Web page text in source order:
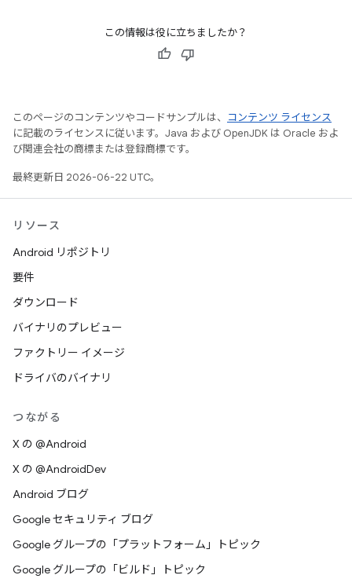
この情報は役に立ちましたか？
このページのコンテンツやコードサンプルは、
コンテンツ ライセンス
に記載のライセンスに従います。Java および OpenJDK は Oracle およ
び関連会社の商標または登録商標です。
最終更新日 2026-06-22 UTC。
リソース
Android リポジトリ
要件
ダウンロード
バイナリのプレビュー
ファクトリー イメージ
ドライバのバイナリ
つながる
X の @Android
X の @AndroidDev
Android ブログ
Google セキュリティ ブログ
Google グループの「プラットフォーム」トピック
Google グループの「ビルド」トピック